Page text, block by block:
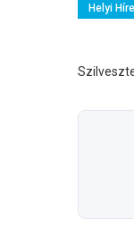
Helyi